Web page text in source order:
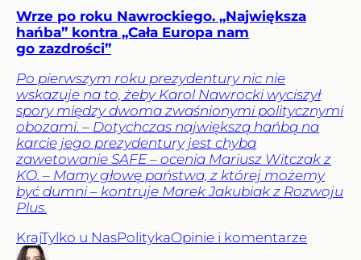
Wrze po roku Nawrockiego. „Największa
hańba” kontra „Cała Europa nam
go zazdrości”
Po pierwszym roku prezydentury nic nie
wskazuje na to, żeby Karol Nawrocki wyciszył
spory między dwoma zwaśnionymi politycznymi
obozami. – Dotychczas największą hańbą na
karcie jego prezydentury jest chyba
zawetowanie SAFE – ocenia Mariusz Witczak z
KO. – Mamy głowę państwa, z której możemy
być dumni – kontruje Marek Jakubiak z Rozwoju
Plus.
KrajTylko u NasPolitykaOpinie i komentarze